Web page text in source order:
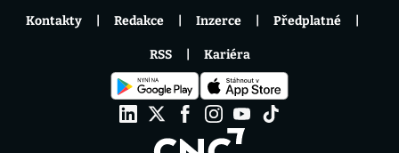
Kontakty Redakce Inzerce Předplatné
RSS Kariéra